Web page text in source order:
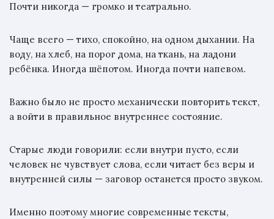
Почти никогда — громко и театрально.
Чаще всего — тихо, спокойно, на одном дыхании. На
воду, на хлеб, на порог дома, на ткань, на ладони
ребёнка. Иногда шёпотом. Иногда почти напевом.
Важно было не просто механически повторить текст,
а войти в правильное внутреннее состояние.
Старые люди говорили: если внутри пусто, если
человек не чувствует слова, если читает без веры и
внутренней силы — заговор останется просто звуком.
Именно поэтому многие современные тексты,